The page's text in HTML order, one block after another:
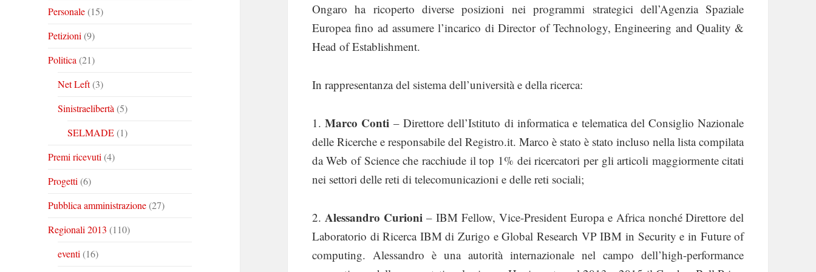
Personale(15)
Petizioni (9)
Politica (21)
Net Left(3)
Sinistraelibertà (5)
SELMADE(1)
Premi ricevuti (4)
Progetti (6)
Pubblica amministrazione(27)
Regionali 2013 (110)
eventi (16)
Ongaro ha ricoperto diverse posizioni nei programmi strategici dell’Agenzia Spaziale
Europea fino ad assumere l’incarico di Director of Technology, Engineering and Quality &
Head of Establishment.
In rappresentanza del sistema dell’università e della ricerca:
1.Marco Conti – Direttore dell’Istituto di informatica e telematica del Consiglio Nazionale
delle Ricerche e responsabile del Registro.it. Marco è stato è stato incluso nella lista compilata
da Web of Science che racchiude il top 1% dei ricercatori per gli articoli maggiormente citati
nei settori delle reti di telecomunicazioni e delle reti sociali;
2. Alessandro Curioni – IBM Fellow, Vice-President Europa e Africa nonché Direttore del
Laboratorio di Ricerca IBM di Zurigo e Global Research VP IBM in Security e in Future of
computing. Alessandro è una autorità internazionale nel campo dell’high-performance